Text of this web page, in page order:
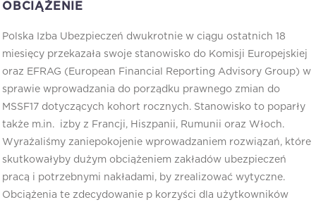
OBCIĄŻENIE
Polska Izba Ubezpieczeń dwukrotnie w ciągu ostatnich 18
miesięcy przekazała swoje stanowisko do Komisji Europejskiej
oraz EFRAG (European Financial Reporting Advisory Group) w
sprawie wprowadzania do porządku prawnego zmian do
MSSF17 dotyczących kohort rocznych. Stanowisko to poparły
także m.in. izby z Francji, Hiszpanii, Rumunii oraz Włoch.
Wyrażaliśmy zaniepokojenie wprowadzaniem rozwiązań, które
skutkowałyby dużym obciążeniem zakładów ubezpieczeń
pracą i potrzebnymi nakładami, by zrealizować wytyczne.
Obciążenia te zdecydowanie p korzyści dla użytkowników